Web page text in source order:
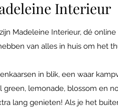
Interieur
Madeleine Interieur, dé
van alles in huis om het
in blik, een waar
green, lemonade, blossom en
lang genieten! Als je het